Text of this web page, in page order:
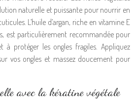
naturelle et puissante pour nourrir en
L’huile d’argan, riche en vitamine E
est particulièrement recommandée pour
à protéger les ongles fragiles. Appliquez
vos ongles et massez doucement pour
avec la kératine végétale